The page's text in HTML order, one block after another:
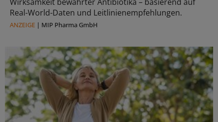
Real-World-Daten und Leitlinienempfehlungen.
ANZEIGE | MIP Pharma GmbH